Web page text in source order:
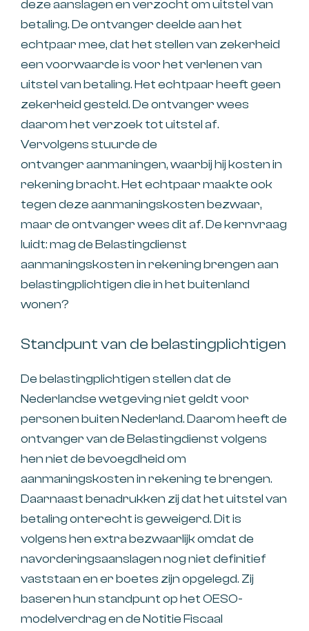
deze aanslagen en verzocht om uitstel van
betaling. De ontvanger deelde aan het
echtpaar mee, dat het stellen van zekerheid
een voorwaarde is voor het verlenen van
uitstel van betaling. Het echtpaar heeft geen
zekerheid gesteld. De ontvanger wees
daarom het verzoek tot uitstel af.
Vervolgens stuurde de
ontvanger aanmaningen, waarbij hij kosten in
rekening bracht. Het echtpaar maakte ook
tegen deze aanmaningskosten bezwaar,
maar de ontvanger wees dit af. De kernvraag
luidt: mag de Belastingdienst
aanmaningskosten in rekening brengen aan
belastingplichtigen die in het buitenland
wonen?
Standpunt van de belastingplichtigen
De belastingplichtigen stellen dat de
Nederlandse wetgeving niet geldt voor
personen buiten Nederland. Daarom heeft de
ontvanger van de Belastingdienst volgens
hen niet de bevoegdheid om
aanmaningskosten in rekening te brengen.
Daarnaast benadrukken zij dat het uitstel van
betaling onterecht is geweigerd. Dit is
volgens hen extra bezwaarlijk omdat de
navorderingsaanslagen nog niet definitief
vaststaan en er boetes zijn opgelegd. Zij
baseren hun standpunt op het OESO-
modelverdrag en de Notitie Fiscaal